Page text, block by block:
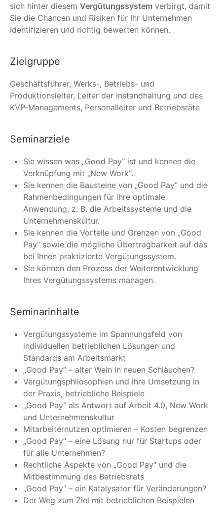
sich hinter diesem Vergütungssystem verbirgt, damit
Sie die Chancen und Risiken für Ihr Unternehmen
identifizieren und richtig bewerten können.
Zielgruppe
Geschäftsführer, Werks-, Betriebs- und
Produktionsleiter, Leiter der Instandhaltung und des
KVP-Managements, Personalleiter und Betriebsräte
Seminarziele
Sie wissen was „Good Pay“ ist und kennen die
Verknüpfung mit „New Work“.
Sie kennen die Bausteine von „Good Pay“ und die
Rahmenbedingungen für ihre optimale
Anwendung, z. B. die Arbeitssysteme und die
Unternehmenskultur.
Sie kennen die Vorteile und Grenzen von „Good
Pay“ sowie die mögliche Übertragbarkeit auf das
bei Ihnen praktizierte Vergütungssystem.
Sie können den Prozess der Weiterentwicklung
Ihres Vergütungssystems managen.
Seminarinhalte
Vergütungssysteme im Spannungsfeld von
individuellen betrieblichen Lösungen und
Standards am Arbeitsmarkt
„Good Pay“ – alter Wein in neuen Schläuchen?
Vergütungsphilosophien und ihre Umsetzung in
der Praxis, betriebliche Beispiele
„Good Pay“ als Antwort auf Arbeit 4.0, New Work
und Unternehmenskultur
Mitarbeiternutzen optimieren – Kosten begrenzen
„Good Pay“ – eine Lösung nur für Startups oder
für alle Unternehmen?
Rechtliche Aspekte von „Good Pay“ und die
Mitbestimmung des Betriebsrats
„Good Pay“ – ein Katalysator für Veränderungen?
Der Weg zum Ziel mit betrieblichen Beispielen